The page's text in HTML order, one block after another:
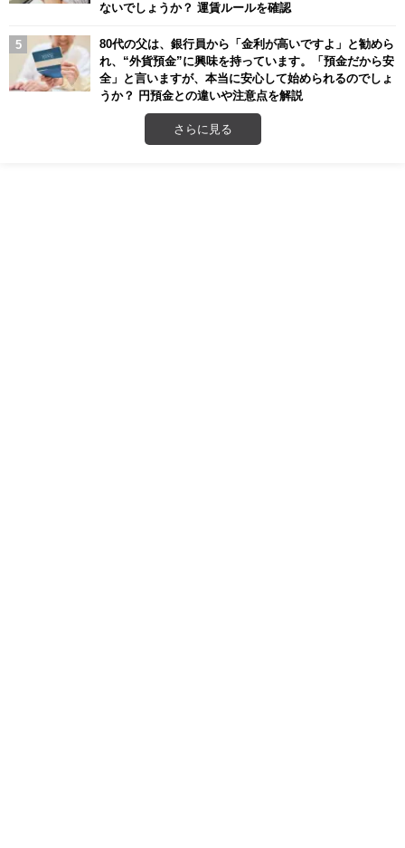
ないでしょうか？ 運賃ルールを確認
80代の父は、銀行員から「金利が高いですよ」と勧めら
れ、“外貨預金”に興味を持っています。「預金だから安
全」と言いますが、本当に安心して始められるのでしょ
うか？ 円預金との違いや注意点を解説
さらに見る